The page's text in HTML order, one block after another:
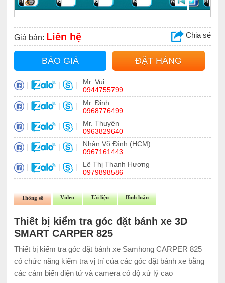
Giá bán: Liên hệ Chia sẻ
BÁO GIÁ ĐẶT HÀNG
| | |
Mr. Vui
0944755799
| | |
Mr. Định
0968776499
| | |
Mr. Thuyên
0963829640
| | |
Nhân Võ Đình (HCM)
0967161443
| | |
Lê Thị Thanh Hương
0979898586
Thông số Video Tài liệu Bình luận
Thiết bị kiểm tra góc đặt bánh xe 3D
SMART CARPER 825
Thiết bị kiểm tra góc đặt bánh xe Samhong CARPER 825
có chức năng kiểm tra vị trí của các góc đặt bánh xe bằng
các cảm biến điện tử và camera có độ xử lý cao